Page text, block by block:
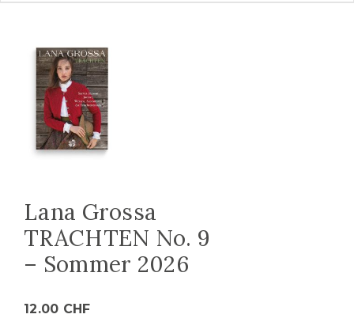
Lana Grossa
TRACHTEN No. 9
– Sommer 2026
12.00 CHF